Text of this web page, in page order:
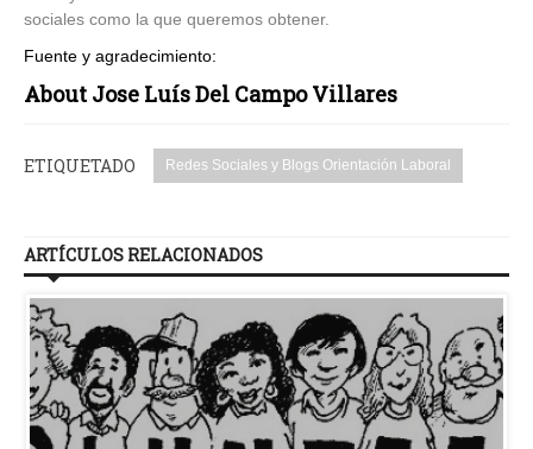
sociales como la que queremos obtener.
Fuente y agradecimiento:
About Jose Luís Del Campo Villares
ETIQUETADO Redes Sociales y Blogs Orientación Laboral
ARTÍCULOS RELACIONADOS